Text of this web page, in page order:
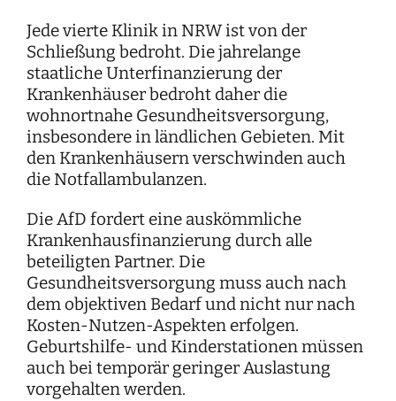
Jede vierte Klinik in NRW ist von der
Schließung bedroht. Die jahrelange
staatliche Unterfinanzierung der
Krankenhäuser bedroht daher die
wohnortnahe Gesundheitsversorgung,
insbesondere in ländlichen Gebieten. Mit
den Krankenhäusern verschwinden auch
die Notfallambulanzen.
Die AfD fordert eine auskömmliche
Krankenhausfinanzierung durch alle
beteiligten Partner. Die
Gesundheitsversorgung muss auch nach
dem objektiven Bedarf und nicht nur nach
Kosten-Nutzen-Aspekten erfolgen.
Geburtshilfe- und Kinderstationen müssen
auch bei temporär geringer Auslastung
vorgehalten werden.